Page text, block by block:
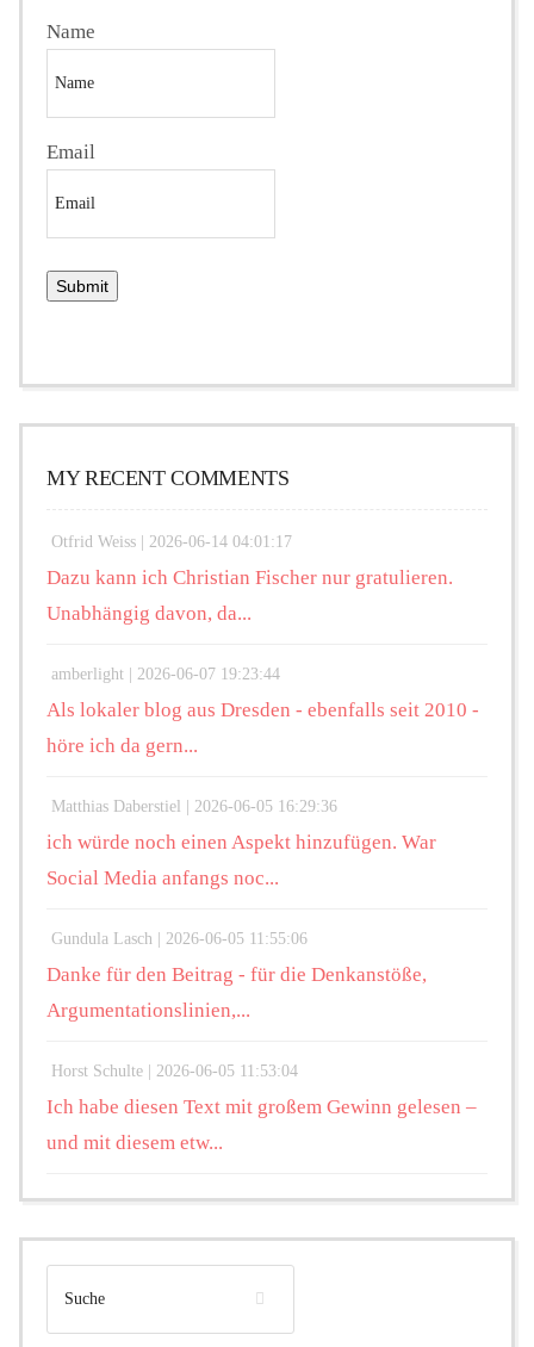
Name
Email
MY RECENT COMMENTS
Otfrid Weiss | 2026-06-14 04:01:17
Dazu kann ich Christian Fischer nur gratulieren.
Unabhängig davon, da...
amberlight | 2026-06-07 19:23:44
Als lokaler blog aus Dresden - ebenfalls seit 2010 -
höre ich da gern...
Matthias Daberstiel | 2026-06-05 16:29:36
ich würde noch einen Aspekt hinzufügen. War
Social Media anfangs noc...
Gundula Lasch | 2026-06-05 11:55:06
Danke für den Beitrag - für die Denkanstöße,
Argumentationslinien,...
Horst Schulte | 2026-06-05 11:53:04
Ich habe diesen Text mit großem Gewinn gelesen –
und mit diesem etw...